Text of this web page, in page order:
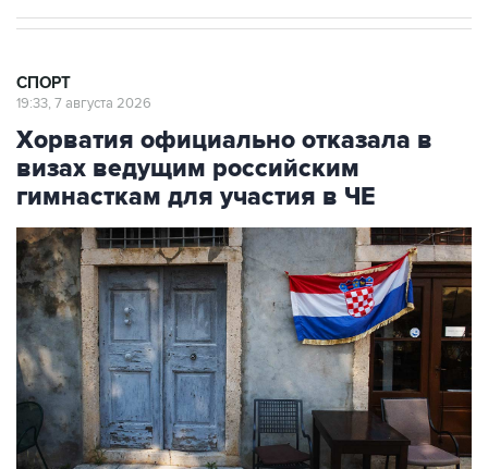
СПОРТ
19:33, 7 августа 2026
Хорватия официально отказала в
визах ведущим российским
гимнасткам для участия в ЧЕ